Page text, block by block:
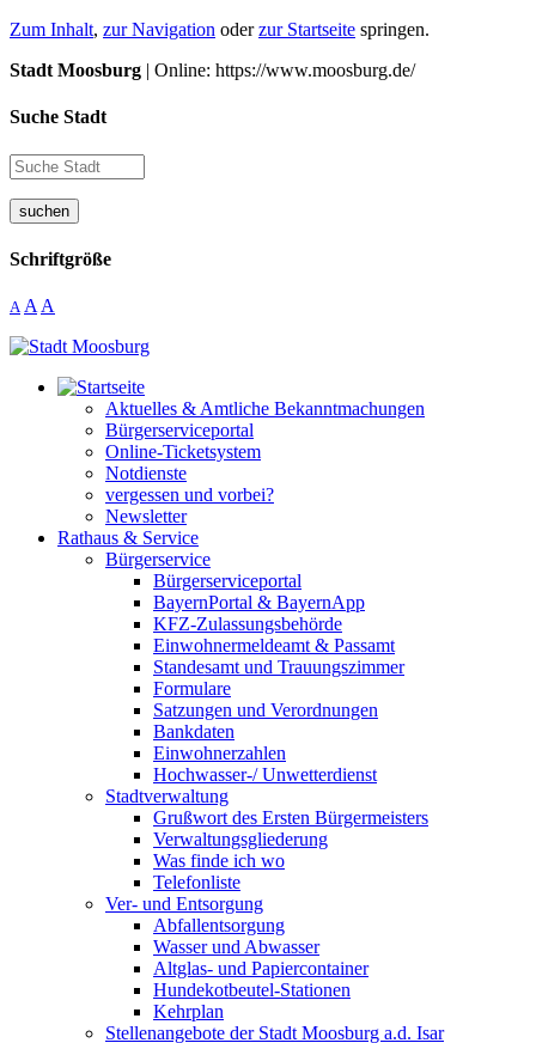
Zum Inhalt, zur Navigation oderzur Startseite springen.
Stadt Moosburg | Online: https://www.moosburg.de/
Suche Stadt
suchen
Schriftgröße
A A A
Aktuelles & Amtliche Bekanntmachungen
Bürgerserviceportal
Online-Ticketsystem
Notdienste
vergessen und vorbei?
Newsletter
Rathaus & Service
Bürgerservice
Bürgerserviceportal
BayernPortal & BayernApp
KFZ-Zulassungsbehörde
Einwohnermeldeamt & Passamt
Standesamt und Trauungszimmer
Formulare
Satzungen und Verordnungen
Bankdaten
Einwohnerzahlen
Hochwasser-/ Unwetterdienst
Stadtverwaltung
Grußwort des Ersten Bürgermeisters
Verwaltungsgliederung
Was finde ich wo
Telefonliste
Ver- und Entsorgung
Abfallentsorgung
Wasser und Abwasser
Altglas- und Papiercontainer
Hundekotbeutel-Stationen
Kehrplan
Stellenangebote der Stadt Moosburg a.d. Isar